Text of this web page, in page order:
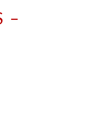
–